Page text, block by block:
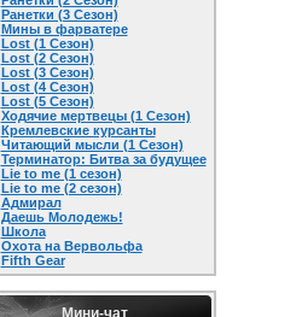
Ранетки (3 Сезон)
Мины в фарватере
Lost (1 Сезон)
Lost (2 Сезон)
Lost (3 Сезон)
Lost (4 Сезон)
Lost (5 Сезон)
Ходячие мертвецы (1 Сезон)
Кремлевские курсанты
Читающий мысли (1 Сезон)
Терминатор: Битва за будущее
Lie to me (1 сезон)
Lie to me (2 сезон)
Адмирал
Даешь Молодежь!
Школа
Охота на Вервольфа
Fifth Gear
Мини-чат